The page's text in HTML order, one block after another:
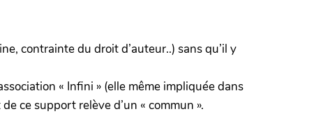
contrainte du droit d’auteur..) sans qu’il y
« Infini » (elle même impliquée dans
ce support relève d’un « commun ».